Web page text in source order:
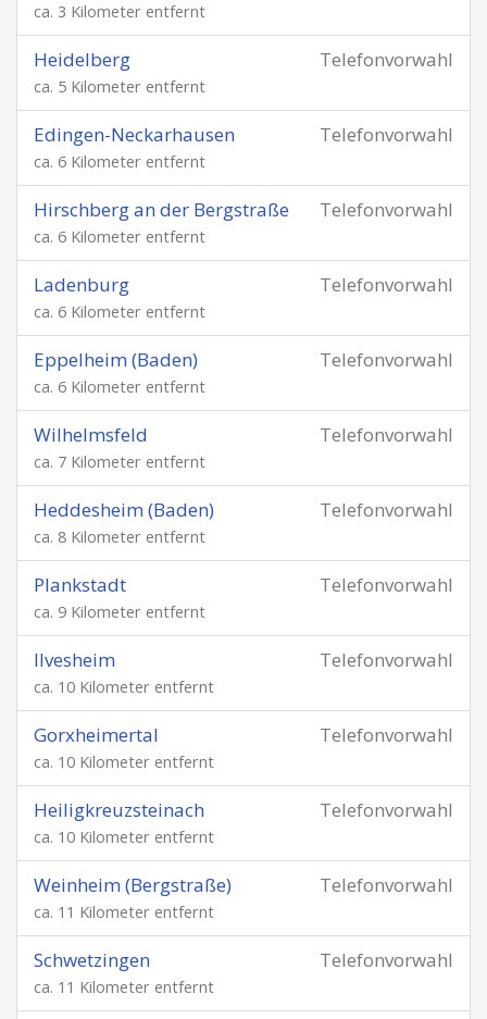
ca. 3 Kilometer entfernt
Telefonvorwahl
Heidelberg
ca. 5 Kilometer entfernt
Telefonvorwahl
Edingen-Neckarhausen
ca. 6 Kilometer entfernt
Telefonvorwahl
Hirschberg an der Bergstraße
ca. 6 Kilometer entfernt
Telefonvorwahl
Ladenburg
ca. 6 Kilometer entfernt
Telefonvorwahl
Eppelheim (Baden)
ca. 6 Kilometer entfernt
Telefonvorwahl
Wilhelmsfeld
ca. 7 Kilometer entfernt
Telefonvorwahl
Heddesheim (Baden)
ca. 8 Kilometer entfernt
Telefonvorwahl
Plankstadt
ca. 9 Kilometer entfernt
Telefonvorwahl
Ilvesheim
ca. 10 Kilometer entfernt
Telefonvorwahl
Gorxheimertal
ca. 10 Kilometer entfernt
Telefonvorwahl
Heiligkreuzsteinach
ca. 10 Kilometer entfernt
Telefonvorwahl
Weinheim (Bergstraße)
ca. 11 Kilometer entfernt
Telefonvorwahl
Schwetzingen
ca. 11 Kilometer entfernt